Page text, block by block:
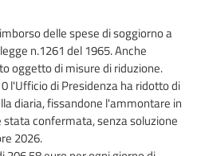
delle spese di soggiorno a
n.1261 del 1965. Anche
oggetto di misure di riduzione.
l'Ufficio di Presidenza ha ridotto di
diaria, fissandone l'ammontare in
stata confermata, senza soluzione
2026.